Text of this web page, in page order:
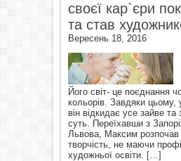
своєї кар`єри
та став
Вересень 18, 2016
Його світ- це поєднання
кольорів. Завдяки цьому,
він відкидає усе зайве
суть. Переїхавши з
Львова, Максим
творчість, не маючи
художньої освіти. […]